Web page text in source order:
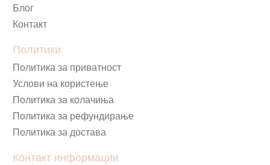
Блог
Контакт
Политики
Политика за приватност
Услови на користење
Политика за колачиња
Политика за рефундирање
Политика за достава
Контакт информации